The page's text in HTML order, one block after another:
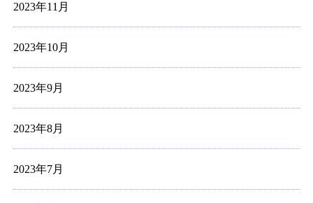
2023年11月
2023年10月
2023年9月
2023年8月
2023年7月